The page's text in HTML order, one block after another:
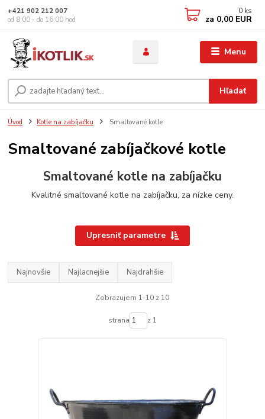
Menu
Hľadať
+421 902 212 007
od 8:00 - do 16:00 hod
0 ks
za 0,00 EUR
Úvod Kotle na zabíjačku Smaltované kotle
Smaltované zabíjačkové kotle
Smaltované kotle na zabíjačku
Kvalitné smaltované kotle na zabíjačku, za nízke ceny.
Upresniť parametre
Najnovšie Najlacnejšie Najdrahšie
Zobrazujem 1-10 z 10
strana z 1